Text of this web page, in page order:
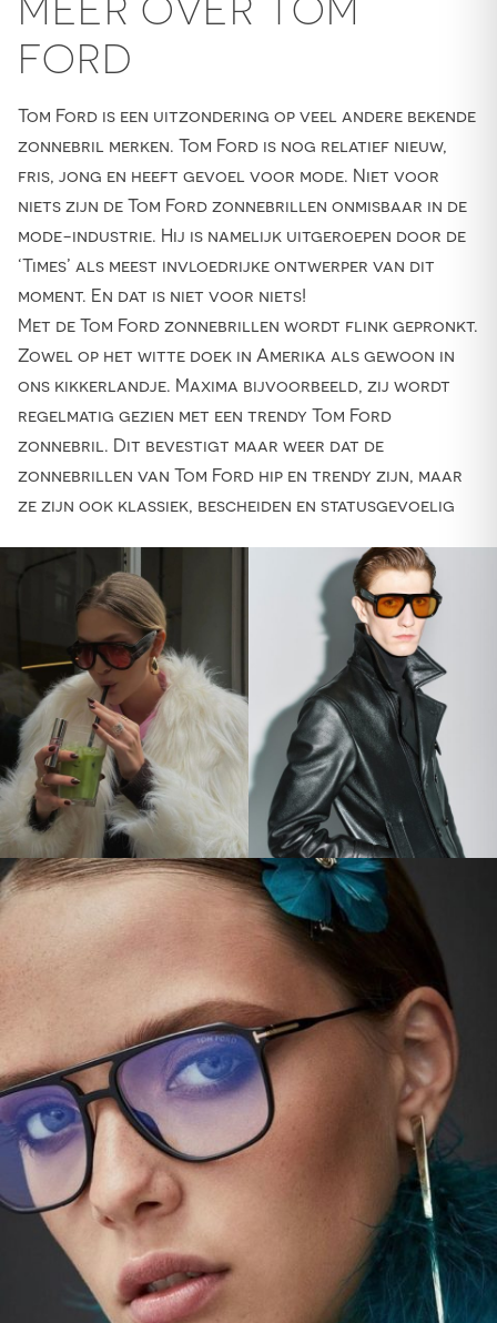
MEER OVER TOM
FORD
Tom Ford is een uitzondering op veel andere bekende
zonnebril merken. Tom Ford is nog relatief nieuw,
fris, jong en heeft gevoel voor mode. Niet voor
niets zijn de Tom Ford zonnebrillen onmisbaar in de
mode-industrie. Hij is namelijk uitgeroepen door de
‘Times’ als meest invloedrijke ontwerper van dit
moment. En dat is niet voor niets!
Met de Tom Ford zonnebrillen wordt flink gepronkt.
Zowel op het witte doek in Amerika als gewoon in
ons kikkerlandje. Maxima bijvoorbeeld, zij wordt
regelmatig gezien met een trendy Tom Ford
zonnebril. Dit bevestigt maar weer dat de
zonnebrillen van Tom Ford hip en trendy zijn, maar
ze zijn ook klassiek, bescheiden en statusgevoelig